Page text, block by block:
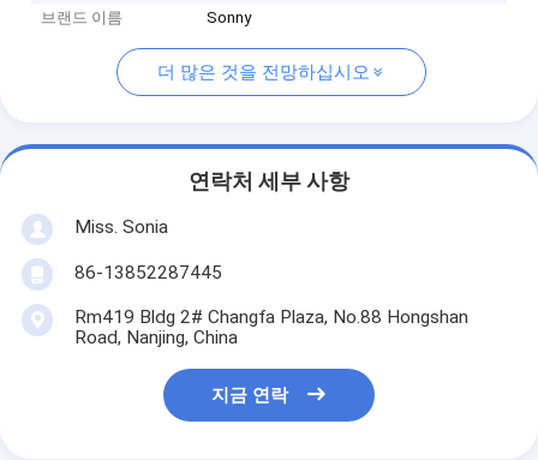
브랜드 이름
Sonny
더 많은 것을 전망하십시오
연락처 세부 사항
Miss. Sonia
86-13852287445
Rm419 Bldg 2# Changfa Plaza, No.88 Hongshan
Road, Nanjing, China
지금 연락